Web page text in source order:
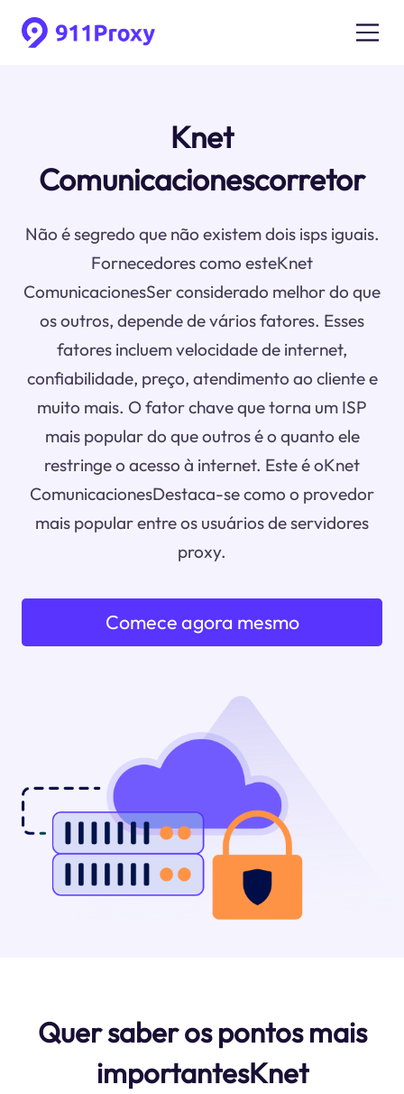
Knet
Comunicacionescorretor
Não é segredo que não existem dois isps iguais.
Fornecedores como esteKnet
ComunicacionesSer considerado melhor do que
os outros, depende de vários fatores. Esses
fatores incluem velocidade de internet,
confiabilidade, preço, atendimento ao cliente e
muito mais. O fator chave que torna um ISP
mais popular do que outros é o quanto ele
restringe o acesso à internet. Este é oKnet
ComunicacionesDestaca-se como o provedor
mais popular entre os usuários de servidores
proxy.
Comece agora mesmo
Quer saber os pontos mais
importantesKnet